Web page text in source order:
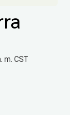
m. CST